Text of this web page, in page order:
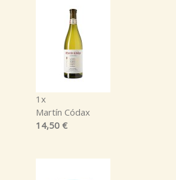
1x
Martín Códax
14,50 €